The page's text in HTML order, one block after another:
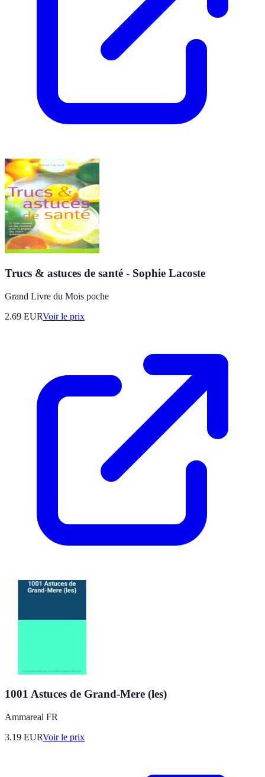
Trucs & astuces de santé - Sophie Lacoste
Grand Livre du Mois poche
2.69 EURVoir le prix
1001 Astuces de Grand-Mere (les)
Ammareal FR
3.19 EURVoir le prix